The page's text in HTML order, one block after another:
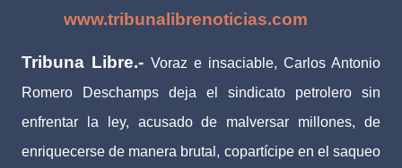
www.tribunalibrenoticias.com
Tribuna Libre.- Voraz e insaciable, Carlos Antonio
Romero Deschamps deja el sindicato petrolero sin
enfrentar la ley, acusado de malversar millones, de
enriquecerse de manera brutal, copartícipe en el saqueo